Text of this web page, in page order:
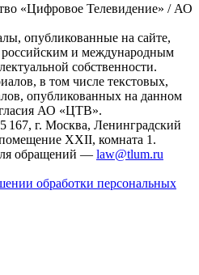
«Цифровое Телевидение» / АО
опубликованные на сайте,
и международным
собственности.
в том числе текстовых,
опубликованных на данном
АО «ЦТВ».
167, г. Москва, Ленинградский
XXII, комната 1.
обращений — law@tlum.ru
обработки персональных